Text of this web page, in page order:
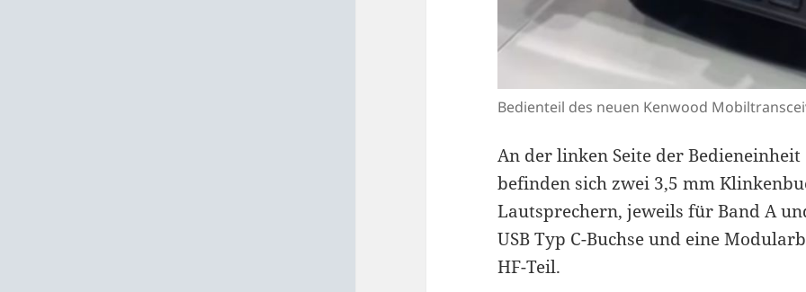
Bedienteil des neuen Kenwood
An der linken Seite der
befinden sich zwei 3,5 mm
Lautsprechern, jeweils für Band A
USB Typ C-Buchse und eine
HF-Teil.